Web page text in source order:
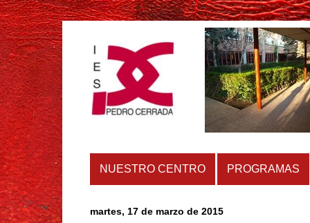
NUESTRO CENTRO PROGRAMAS
martes, 17 de marzo de 2015